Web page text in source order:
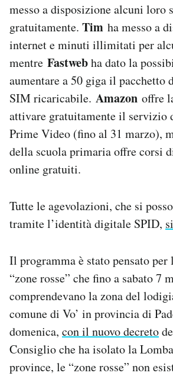
messo a disposizione alcuni loro
gratuitamente. Tim ha messo a
internet e minuti illimitati per
mentre Fastwebha dato la
aumentare a 50 giga il pacchetto
SIM ricaricabile. Amazon offre
attivare gratuitamente il servizio
Prime Video (fino al 31 marzo),
della scuola primaria offre corsi
online gratuiti.
Tutte le agevolazioni, che si
tramite l’identità digitale SPID,
Il programma è stato pensato per
“zone rosse” che fino a sabato 7
comprendevano la zona del
comune di Vo’ in provincia di
domenica, con il nuovo decreto
Consiglio che ha isolato la
province, le “zone rosse” non